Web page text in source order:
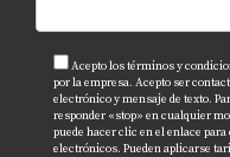
Acepto los términos y
por la empresa. Acepto ser
electrónico y mensaje de texto.
responder «stop» en cualquier
puede hacer clic en el enlace
electrónicos. Pueden aplicarse